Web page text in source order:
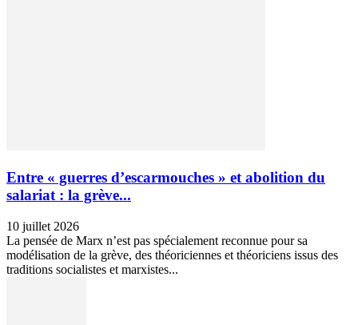
Entre « guerres d’escarmouches » et abolition du
salariat : la grève...
10 juillet 2026
La pensée de Marx n’est pas spécialement reconnue pour sa
modélisation de la grève, des théoriciennes et théoriciens issus des
traditions socialistes et marxistes...